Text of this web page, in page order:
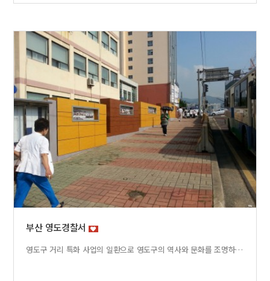
부산 영도경찰서
영도구 거리 특화 사업의 일환으로 영도구의 역사와 문화를 조명하고 거리마다에 녹아있는 전설과 역사를 보여주기 위한 작업이었다. 동아대학교 허병찬 교수의 설치미술과 신서영 디자이너의 색채 선택을 바탕으로 고밀도패널의 장점을 살려 영도경찰서와 동부시장을 잇는 100여미터 공간에 설치되었다. 영도구 구민의 추억을 간직하는 장소가 되었음은 물론 부산의 명소가 되었다. 스토리텔링과 그림을 길거리에 구현.... 고밀도 패널의 명료함이 주는 호소력과 설득력이 돋보이는 작업이었다. 아울러 경찰서가 LED 조명으로 주민 에게 다가가는 모습을 보여준다.